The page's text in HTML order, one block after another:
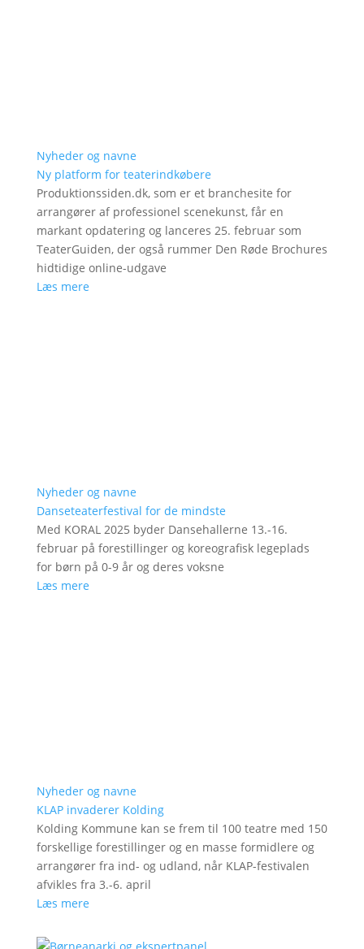
Nyheder og navne
Ny platform for teaterindkøbere
Produktionssiden.dk, som er et branchesite for
arrangører af professionel scenekunst, får en
markant opdatering og lanceres 25. februar som
TeaterGuiden, der også rummer Den Røde Brochures
hidtidige online-udgave
Læs mere
Nyheder og navne
Danseteaterfestival for de mindste
Med KORAL 2025 byder Dansehallerne 13.-16.
februar på forestillinger og koreografisk legeplads
for børn på 0-9 år og deres voksne
Læs mere
Nyheder og navne
KLAP invaderer Kolding
Kolding Kommune kan se frem til 100 teatre med 150
forskellige forestillinger og en masse formidlere og
arrangører fra ind- og udland, når KLAP-festivalen
afvikles fra 3.-6. april
Læs mere